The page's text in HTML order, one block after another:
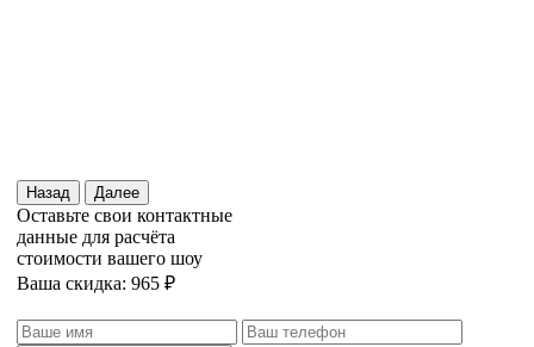
Назад Далее
Оставьте свои контактные
данные для расчёта
стоимости вашего шоу
Ваша скидка: 965 ₽